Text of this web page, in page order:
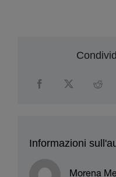
Informazioni
Morena